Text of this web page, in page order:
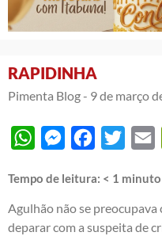
RAPIDINHA
Pimenta Blog - 9 de março
WhatsAppMessengerFacebook
Twitter
Tempo de leitura: < 1 minuto
Agulhão não se preocupava
deparar com a suspeita de